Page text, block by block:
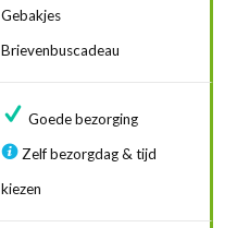
Gebakjes
Brievenbuscadeau
Goede bezorging
Zelf bezorgdag & tijd
kiezen